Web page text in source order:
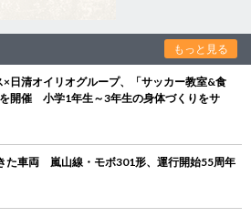
もっと見る
×日清オイリオグループ、「サッカー教室&食
開催 小学1年生～3年生の身体づくりをサ
た車両 嵐山線・モボ301形、運行開始55周年